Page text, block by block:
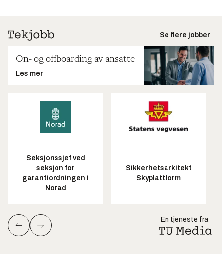
Se flere jobber
On- og offboarding av ansatte
Les mer
Seksjonssjef ved
seksjon for
garantiordningen i
Norad
Sikkerhetsarkitekt
Skyplattform
En tjeneste fra